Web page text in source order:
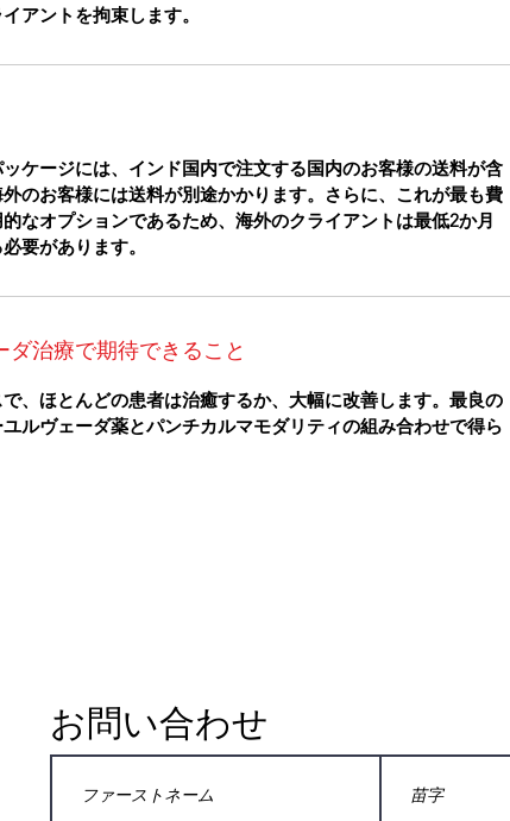
アントを拘束します。
ッケージには、インド国内で注文する国内のお客様の送料が含
のお客様には送料が別途かかります。さらに、これが最も費
なオプションであるため、海外のクライアントは最低2か月
要があります。
ダ治療で期待できること
、ほとんどの患者は治癒するか、大幅に改善します。最良の
ルヴェーダ薬とパンチカルマモダリティの組み合わせで得ら
お問い合わせ